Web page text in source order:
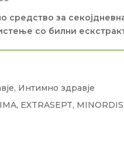
средство за
со билни
, Интимно здравје
, EXTRASEPT,